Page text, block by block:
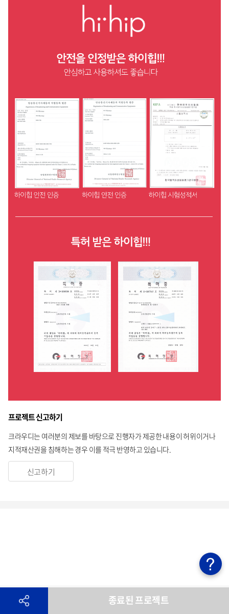
프로젝트 신고하기
크라우디는 여러분의 제보를 바탕으로 진행자가 제공한 내용이 허위이거나
지적재산권을 침해하는 경우 이를 적극 반영하고 있습니다.
신고하기
종료된 프로젝트